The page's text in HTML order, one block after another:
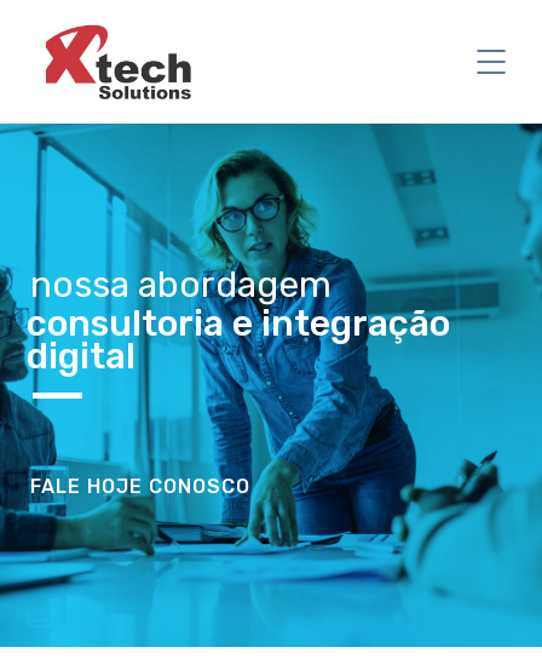
nossa abordagem
consultoria e integração
digital
FALE HOJE CONOSCO